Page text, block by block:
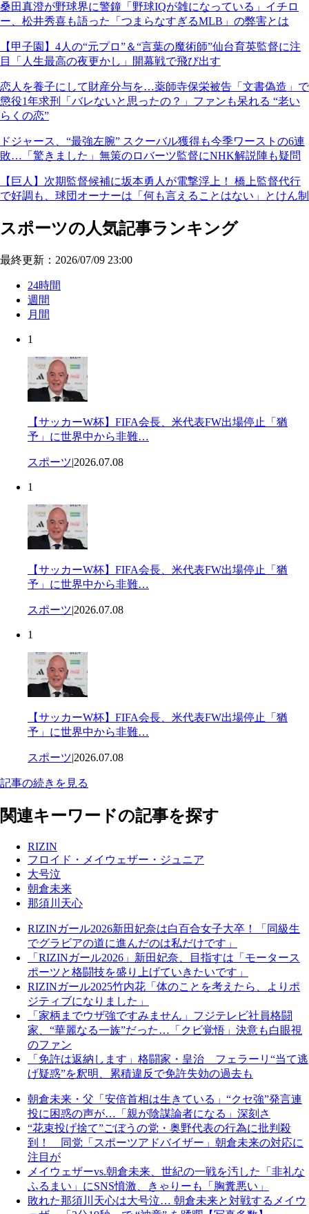
桑田真澄が野球界に警鐘「野球IQが雑になっている」イチロ
ー、松井秀喜も語った「つまらなすぎるMLB」の弊害とは
【甲子園】4人の“元プロ”＆“言葉の魔術師”仙台育英監督に注
目「人生最高の夜更かし」開幕戦で飛び出す
恋人を養子にして財産分与を…薬師寺保栄被告「文書偽造」で
懲役1年求刑「バレないと思ったの？」ファンも呆れる “老い
らくの恋”
ドジャース、“最強左腕” スクーバル獲得も今季ワーストの6連
敗…「驚きました」無策のロバーツ監督にNHK解説陣も疑問
【巨人】次期監督候補に坂本勇人が電撃浮上！ 橋上監督代行
で好調も、球団オーナーは「何も言えることはない」とけん制
スポーツの人気記事ランキング
最終更新：2026/07/09 23:00
24時間
週間
月間
1
【サッカーW杯】FIFA会長、米代表FW出場停止「猶
予」に世界中から非難…
スポーツ|2026.07.08
1
【サッカーW杯】FIFA会長、米代表FW出場停止「猶
予」に世界中から非難…
スポーツ|2026.07.08
1
【サッカーW杯】FIFA会長、米代表FW出場停止「猶
予」に世界中から非難…
スポーツ|2026.07.08
記事の続きを見る
関連キーワードの記事を探す
RIZIN
フロイド・メイウェザー・ジュニア
大号泣
朝倉未来
那須川天心
RIZINガール2026新田妃奈は白百合女子大卒！「同級生
でグラビアの道に進んだのは私だけです」
「RIZINガール2026」新田妃奈、目指すは「モータース
ポーツと格闘技を盛り上げていきたいです」
RIZINガール2025竹内花「体のことを考えたら、よりポ
ジティブになりました」
「家柄までウザ強ですみません」フジテレビ社員格闘
家、“華麗なる一族”だった…「クビ覚悟」決意も白眼視
のファン
「免許は返納します」格闘家・皇治 フェラーリ“当て逃
げ疑惑”を釈明、累積違反で免許失効の過去も
朝倉未来・父「安倍首相は生きている」“クセ強”発言連
投に困惑の声が…「親が陰謀論者になる」深刻さ
“花束投げ捨て”ごぼうの党・奥野代表の行為に批判殺
到！ 同党「スポーツアドバイザー」朝倉未来の対応に
注目が
メイウェザーvs.朝倉未来、世紀の一戦を汚した「非礼な
ふるまい」にSNS憤激、きゃりーも「胸糞悪い」
敗れた那須川天心は大号泣… 朝倉未来と対戦するメイウ